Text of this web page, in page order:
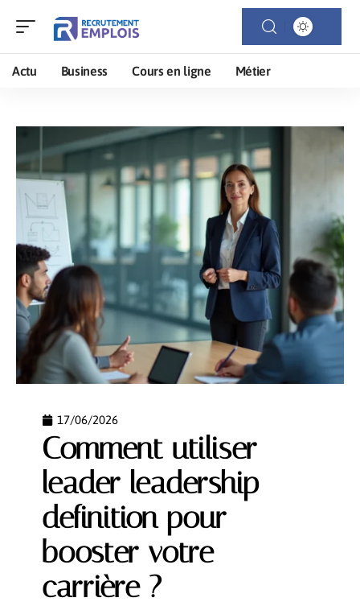
Actu Business Cours en ligne Métier
17/06/2026
Comment utiliser
leader leadership
definition pour
booster votre
carrière ?